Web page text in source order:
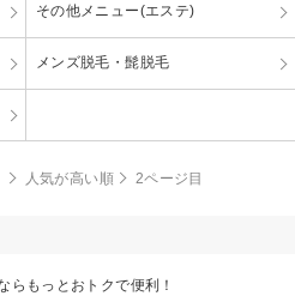
その他メニュー(エステ)
メンズ脱毛・髭脱毛
人気が高い順 2ページ目
らもっとおトクで便利！